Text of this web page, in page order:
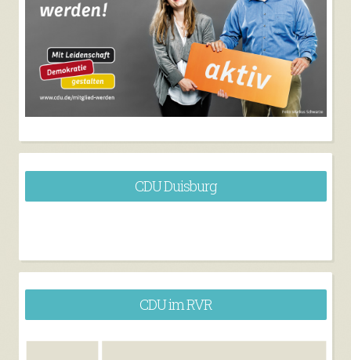
CDU Duisburg
CDU im RVR